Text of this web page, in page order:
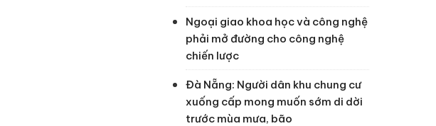
Ngoại giao khoa học và công nghệ
phải mở đường cho công nghệ
chiến lược
Đà Nẵng: Người dân khu chung cư
xuống cấp mong muốn sớm di dời
trước mùa mưa, bão